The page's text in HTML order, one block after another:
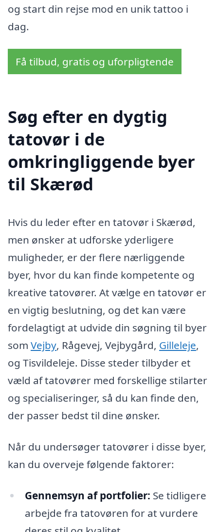
og start din rejse mod en unik tattoo i
dag.
Få tilbud, gratis og uforpligtende
Søg efter en dygtig
tatovør i de
omkringliggende byer
til Skærød
Hvis du leder efter en tatovør i Skærød,
men ønsker at udforske yderligere
muligheder, er der flere nærliggende
byer, hvor du kan finde kompetente og
kreative tatovører. At vælge en tatovør er
en vigtig beslutning, og det kan være
fordelagtigt at udvide din søgning til byer
som Vejby, Rågevej, Vejbygård, Gilleleje,
og Tisvildeleje. Disse steder tilbyder et
væld af tatovører med forskellige stilarter
og specialiseringer, så du kan finde den,
der passer bedst til dine ønsker.
Når du undersøger tatovører i disse byer,
kan du overveje følgende faktorer:
Gennemsyn af portfolier: Se tidligere
arbejde fra tatovøren for at vurdere